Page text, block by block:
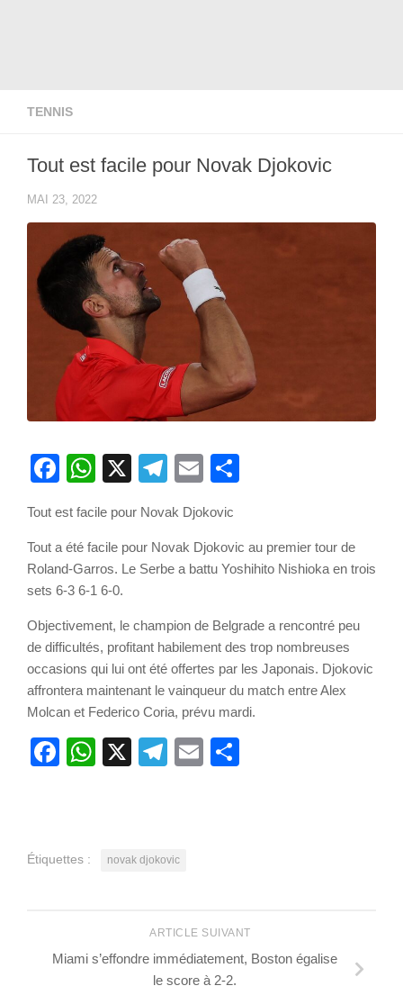
TENNIS
Tout est facile pour Novak Djokovic
MAI 23, 2022
Facebook
WhatsApp
X Telegram
Email
Tout est facile pour Novak Djokovic
Tout a été facile pour Novak Djokovic au premier tour de
Roland-Garros. Le Serbe a battu Yoshihito Nishioka en trois
sets 6-3 6-1 6-0.
Objectivement, le champion de Belgrade a rencontré peu
de difficultés, profitant habilement des trop nombreuses
occasions qui lui ont été offertes par les Japonais. Djokovic
affrontera maintenant le vainqueur du match entre Alex
Molcan et Federico Coria, prévu mardi.
Facebook
WhatsApp
X Telegram
Email
Étiquettes : novak djokovic
ARTICLE SUIVANT
Miami s’effondre immédiatement, Boston égalise
le score à 2-2.